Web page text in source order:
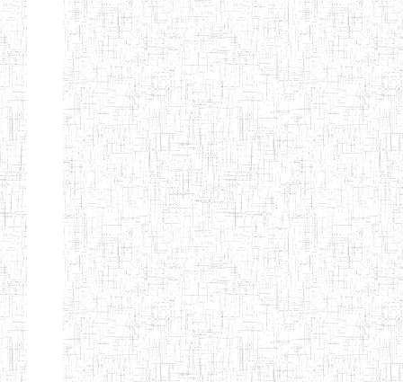
Afficher Page 13 sur 13 Total: 307
MAMFE
GBTTC
KUMBA
25/08/1978 ENIEG Public
GTTTC
KUMBA
13/08/2013 ENIET Public
GTTC AKWA-
BAKASSI
27/08/2013 ENIEG Public
GTTC
MUNDEMBA
01/08/1997 ENIEG Public